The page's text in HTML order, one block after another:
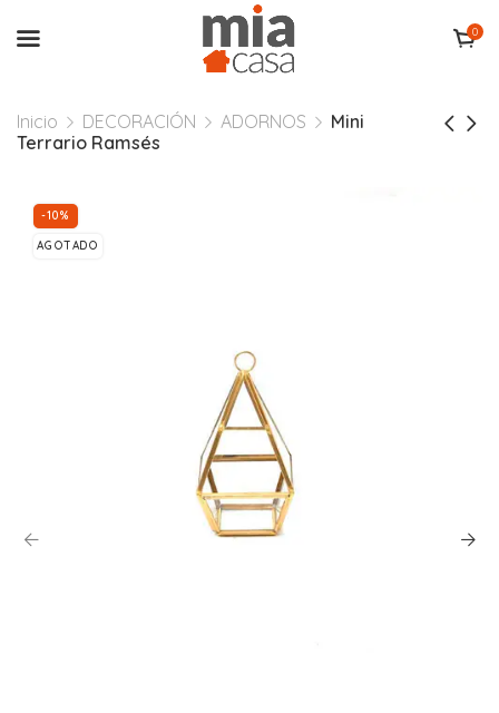
0
Inicio DECORACIÓN ADORNOS
Mini
Terrario Ramsés
-10%
AGOTADO